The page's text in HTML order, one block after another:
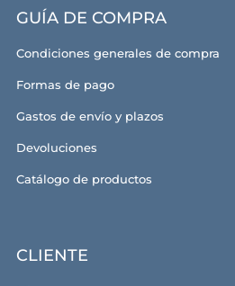
GUÍA DE COMPRA
Condiciones generales de compra
Formas de pago
Gastos de envío y plazos
Devoluciones
Catálogo de productos
CLIENTE